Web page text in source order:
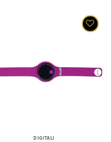
DIGITALI